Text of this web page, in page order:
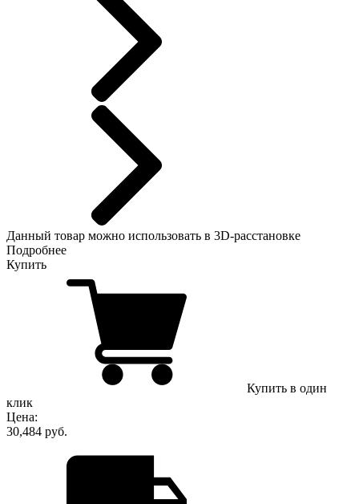
Данный товар можно использовать в 3D-расстановке
Подробнее
Купить
Купить в один
клик
Цена:
30,484 руб.